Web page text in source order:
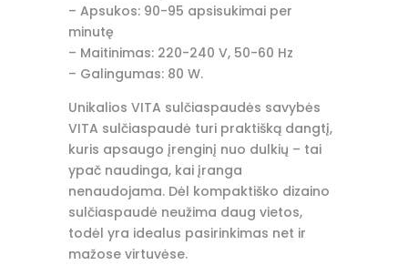
– Apsukos: 90-95 apsisukimai per
minutę
– Maitinimas: 220-240 V, 50-60 Hz
– Galingumas: 80 W.
Unikalios VITA sulčiaspaudės savybės
VITA sulčiaspaudė turi praktišką dangtį,
kuris apsaugo įrenginį nuo dulkių – tai
ypač naudinga, kai įranga
nenaudojama. Dėl kompaktiško dizaino
sulčiaspaudė neužima daug vietos,
todėl yra idealus pasirinkimas net ir
mažose virtuvėse.